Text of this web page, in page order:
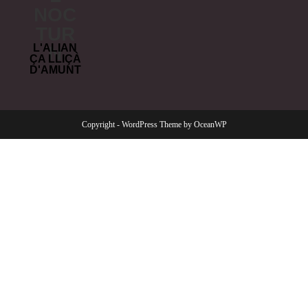
N
L'ALIAN
ÇA LLIÇÀ
D'AMUNT
Copyright - WordPress Theme by OceanWP